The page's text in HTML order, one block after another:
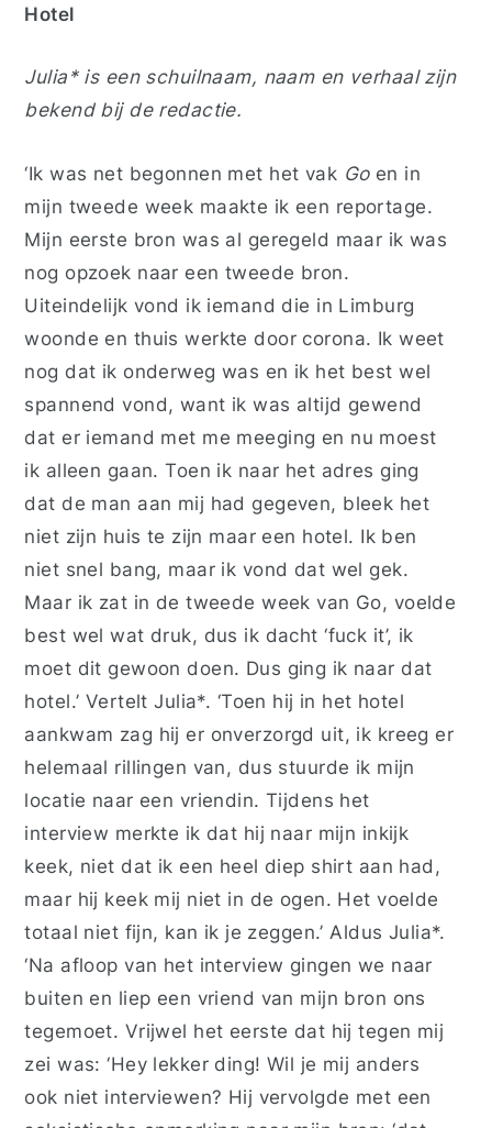
Hotel
Julia* is een schuilnaam, naam en verhaal zijn
bekend bij de redactie.
‘Ik was net begonnen met het vak Goen in
mijn tweede week maakte ik een reportage.
Mijn eerste bron was al geregeld maar ik was
nog opzoek naar een tweede bron.
Uiteindelijk vond ik iemand die in Limburg
woonde en thuis werkte door corona. Ik weet
nog dat ik onderweg was en ik het best wel
spannend vond, want ik was altijd gewend
dat er iemand met me meeging en nu moest
ik alleen gaan. Toen ik naar het adres ging
dat de man aan mij had gegeven, bleek het
niet zijn huis te zijn maar een hotel. Ik ben
niet snel bang, maar ik vond dat wel gek.
Maar ik zat in de tweede week van Go, voelde
best wel wat druk, dus ik dacht ‘fuck it’, ik
moet dit gewoon doen. Dus ging ik naar dat
hotel.’ Vertelt Julia*. ‘Toen hij in het hotel
aankwam zag hij er onverzorgd uit, ik kreeg er
helemaal rillingen van, dus stuurde ik mijn
locatie naar een vriendin. Tijdens het
interview merkte ik dat hij naar mijn inkijk
keek, niet dat ik een heel diep shirt aan had,
maar hij keek mij niet in de ogen. Het voelde
totaal niet fijn, kan ik je zeggen.’ Aldus Julia*.
‘Na afloop van het interview gingen we naar
buiten en liep een vriend van mijn bron ons
tegemoet. Vrijwel het eerste dat hij tegen mij
zei was: ‘Hey lekker ding! Wil je mij anders
ook niet interviewen? Hij vervolgde met een